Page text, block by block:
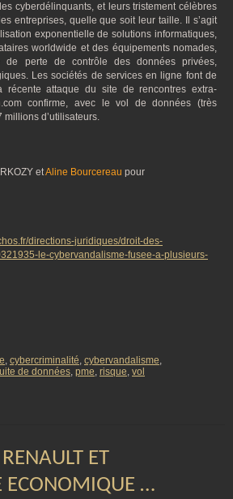
cyberdélinquants, et leurs tristement célèbres
entreprises, quelle que soit leur taille. Il s’agit
exponentielle de solutions informatiques,
worldwide et des équipements nomades,
de perte de contrôle des données privées,
Les sociétés de services en ligne font de
récente attaque du site de rencontres extra-
confirme, avec le vol de données (très
d’utilisateurs.
etAline Bourcereau pour
directions-juridiques/droit-des-
le-cybervandalisme-fusee-a-plusieurs-
, cybercriminalité, cybervandalisme,
de données, pme, risque, vol
ET
ECONOMIQUE …